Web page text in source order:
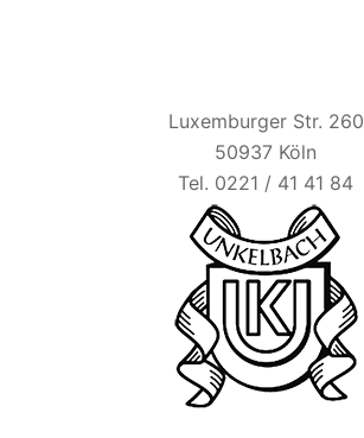
Luxemburger Str. 260
50937 Köln
Tel. 0221 / 41 41 84